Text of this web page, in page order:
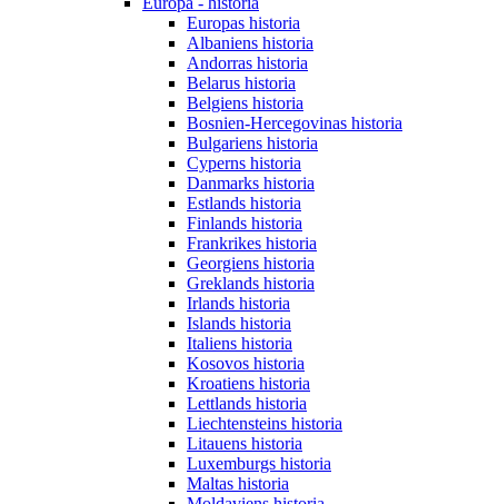
Europas historia
Albaniens historia
Andorras historia
Belarus historia
Belgiens historia
Bosnien-Hercegovinas historia
Bulgariens historia
Cyperns historia
Danmarks historia
Estlands historia
Finlands historia
Frankrikes historia
Georgiens historia
Greklands historia
Irlands historia
Islands historia
Italiens historia
Kosovos historia
Kroatiens historia
Lettlands historia
Liechtensteins historia
Litauens historia
Luxemburgs historia
Maltas historia